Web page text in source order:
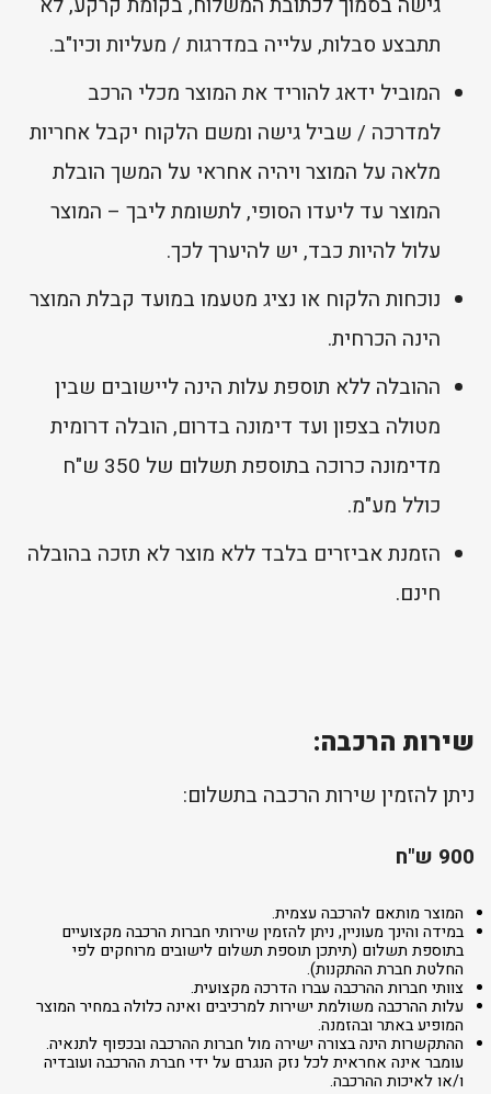
תתבצע סבלות, עלייה במדרגות / מעליות וכיו"ב.
המוביל ידאג להוריד את המוצר מכלי הרכב
למדרכה / שביל גישה ומשם הלקוח יקבל אחריות
מלאה על המוצר ויהיה אחראי על המשך הובלת
המוצר עד ליעדו הסופי, לתשומת ליבך – המוצר
עלול להיות כבד, יש להיערך לכך.
נוכחות הלקוח או נציג מטעמו במועד קבלת המוצר
הינה הכרחית.
ההובלה ללא תוספת עלות הינה ליישובים שבין
מטולה בצפון ועד דימונה בדרום, הובלה דרומית
מדימונה כרוכה בתוספת תשלום של 350 ש"ח
כולל מע"מ.
הזמנת אביזרים בלבד ללא מוצר לא תזכה בהובלה
חינם.
שירות הרכבה:
ניתן להזמין שירות הרכבה בתשלום:
900 ש"ח
המוצר מותאם להרכבה עצמית.
במידה והינך מעוניין, ניתן להזמין שירותי חברות הרכבה מקצועיים
בתוספת תשלום (תיתכן תוספת תשלום לישובים מרוחקים לפי
החלטת חברת ההתקנות).
צוותי חברות ההרכבה עברו הדרכה מקצועית.
עלות ההרכבה משולמת ישירות למרכיבים ואינה כלולה במחיר המוצר
המופיע באתר ובהזמנה.
ההתקשרות הינה בצורה ישירה מול חברות ההרכבה ובכפוף לתנאיה.
עומבר אינה אחראית לכל נזק הנגרם על ידי חברת ההרכבה ועובדיה
ו/או לאיכות ההרכבה.